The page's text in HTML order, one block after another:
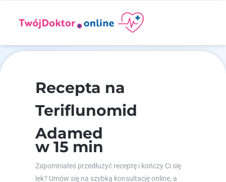
Recepta na
Teriflunomid
Adamed
w 15 min
Zapomniałeś przedłużyć receptę i kończy Ci się
lek? Umów się na szybką konsultację online, a